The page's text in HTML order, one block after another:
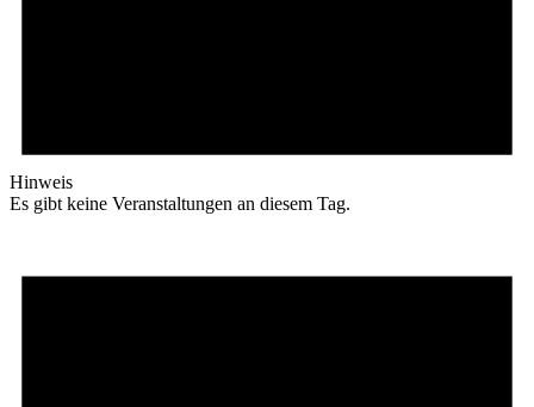
Hinweis
Es gibt keine Veranstaltungen an diesem Tag.